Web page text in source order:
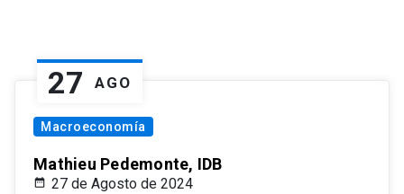
27 AGO
Macroeconomía
Mathieu Pedemonte, IDB
27 de Agosto de 2024